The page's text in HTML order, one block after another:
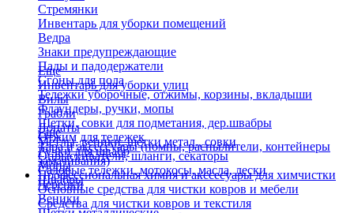
Стремянки
Инвентарь для уборки помещений
Ведра
Знаки предупреждающие
Пады и падодержатели
Сгоны для пола
Тележки уборочные, отжимы, корзины, вкладыши
Флаундеры, ручки, мопы
Щетки, совки для подметания, дер.швабры
Отжим для тележек
Ручки для швабр
Мопы
Швабры
Еще
Инвентарь для уборки улиц
Вилы
Грабли
Лопаты
Метлы, веники, щетки метал., совки
Опрыскиватели, шланги, секаторы
Садовые тележки, мотокосы, масла, лески
Черенки
Веники
Еще
Тара и аксессуары (помпы, распылители, контейнеры
замачивания)
Профессиональная химия и акссесуары для химчистки
Основные средства для чистки ковров и мебели
Средства для чистки ковров и текстиля